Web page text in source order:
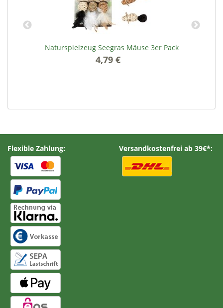
Naturspielzeug Seegras Mäuse 3er Pack
4,79 €
Flexible Zahlung: Versandkostenfrei ab 39€*: